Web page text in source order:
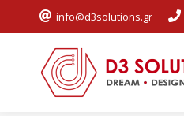
info@d3solutions.gr